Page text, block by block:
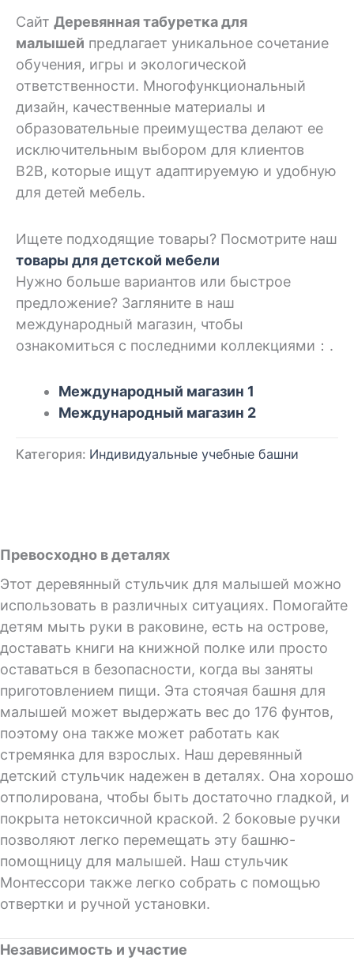
Сайт Деревянная табуретка для
малышей предлагает уникальное сочетание
обучения, игры и экологической
ответственности. Многофункциональный
дизайн, качественные материалы и
образовательные преимущества делают ее
исключительным выбором для клиентов
B2B, которые ищут адаптируемую и удобную
для детей мебель.
Ищете подходящие товары? Посмотрите наш
товары для детской мебели
Нужно больше вариантов или быстрое
предложение? Загляните в наш
международный магазин, чтобы
ознакомиться с последними коллекциями：.
Международный магазин 1
Международный магазин 2
Категория: Индивидуальные учебные башни
Превосходно в деталях
Этот деревянный стульчик для малышей можно
использовать в различных ситуациях. Помогайте
детям мыть руки в раковине, есть на острове,
доставать книги на книжной полке или просто
оставаться в безопасности, когда вы заняты
приготовлением пищи. Эта стоячая башня для
малышей может выдержать вес до 176 фунтов,
поэтому она также может работать как
стремянка для взрослых. Наш деревянный
детский стульчик надежен в деталях. Она хорошо
отполирована, чтобы быть достаточно гладкой, и
покрыта нетоксичной краской. 2 боковые ручки
позволяют легко перемещать эту башню-
помощницу для малышей. Наш стульчик
Монтессори также легко собрать с помощью
отвертки и ручной установки.
Независимость и участие